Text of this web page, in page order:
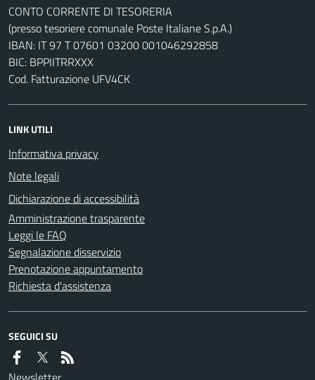
CONTO CORRENTE DI TESORERIA
(presso tesoriere comunale Poste Italiane S.p.A.)
IBAN: IT 97 T 07601 03200 001046292858
BIC: BPPIITRRXXX
Cod. Fatturazione UFV4CK
LINK UTILI
Informativa privacy
Note legali
Dichiarazione di accessibilità
Amministrazione trasparente
Leggi le FAQ
Segnalazione disservizio
Prenotazione appuntamento
Richiesta d'assistenza
SEGUICI SU